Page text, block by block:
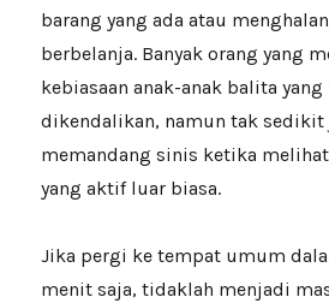
barang yang ada atau
berbelanja. Banyak orang yang
kebiasaan anak-anak balita
dikendalikan, namun tak sedikit
memandang sinis ketika
yang aktif luar biasa.
Jika pergi ke tempat umum
menit saja, tidaklah menjadi